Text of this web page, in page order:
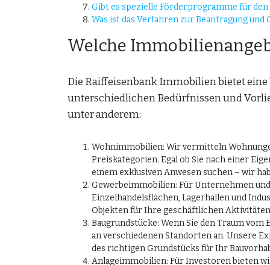
Gibt es spezielle Förderprogramme für
Was ist das Verfahren zur Beantragung
Welche
Die Raiffeisenbank Immobilien bietet
unterschiedlichen Bedürfnissen und
unter anderem:
Wohnimmobilien: Wir vermitteln
Preiskategorien. Egal ob Sie nach einer
einem exklusiven Anwesen suchen – wir
Gewerbeimmobilien: Für Unternehmen
Einzelhandelsflächen, Lagerhallen und
Objekten für Ihre geschäftlichen
Baugrundstücke: Wenn Sie den Traum
an verschiedenen Standorten an. Unsere
des richtigen Grundstücks für Ihr
Anlageimmobilien: Für Investoren bieten